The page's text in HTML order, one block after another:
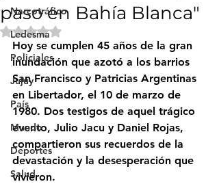
Narcotráfico
Ledesma
Policiales
Jujuy
País
Mundo
Deportes
Salud
paso en Bahía Blanca"
Obtuvo NaN de 5 estrellas.
Hoy se cumplen 45 años de la gran
inundación que azotó a los barrios
San Francisco y Patricias Argentinas
en Libertador, el 10 de marzo de
1980. Dos testigos de aquel trágico
evento, Julio Jacu y Daniel Rojas,
compartieron sus recuerdos de la
devastación y la desesperación que
vivieron.